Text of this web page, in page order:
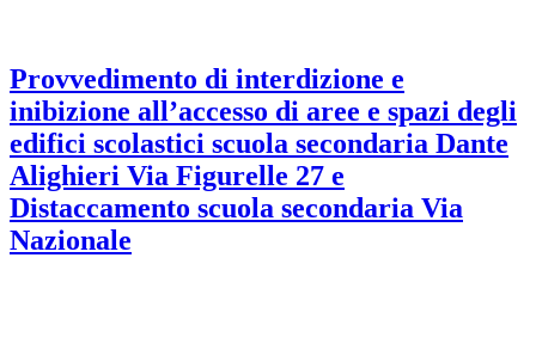
Provvedimento di interdizione e
inibizione all’accesso di aree e spazi degli
edifici scolastici scuola secondaria Dante
Alighieri Via Figurelle 27 e
Distaccamento scuola secondaria Via
Nazionale